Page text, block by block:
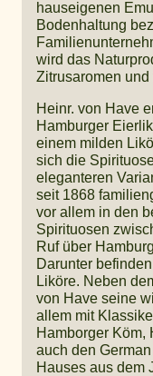
hauseigenen
Bodenhaltung
wird das
Zitrusaromen
Heinr. von Have
Hamburger
einem milden
sich die
eleganteren
seit 1868
vor allem in den
Spirituosen
Ruf über
Darunter
Liköre. Neben
von Have seine
allem mit
Hamborger Köm,
auch den
Hauses aus dem